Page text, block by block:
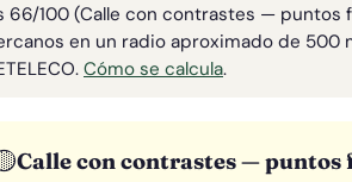
66/100 (Calle con contrastes —
en un radio aproximado de 500
Cómo se calcula.
Calle con contrastes — puntos